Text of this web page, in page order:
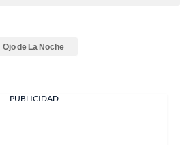
Ojo de La Noche
PUBLICIDAD